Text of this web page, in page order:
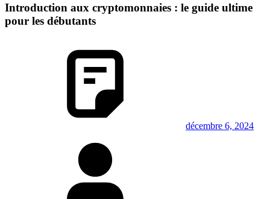
Introduction aux cryptomonnaies : le guide ultime
pour les débutants
décembre 6, 2024